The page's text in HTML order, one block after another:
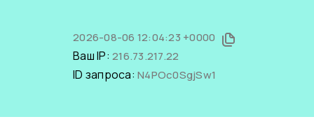
2026-08-06 12:04:23 +0000
Ваш IP: 216.73.217.22
ID запроса: N4POc0SgjSw1